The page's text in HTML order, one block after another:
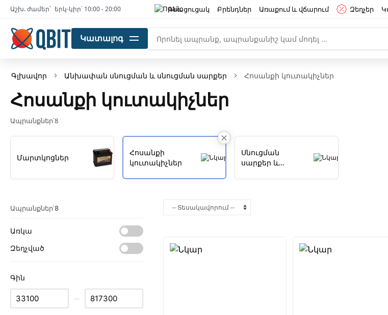
Աշխ. ժամեր` երկ-կիր՝ 10:00 - 20:00 Գնացուցակ Բրենդներ Առաքում և վճարում Զեղչեր
Կատալոգ
Գլխավոր Անխափան սնուցման և սնուցման սարքեր Հոսանքի կուտակիչներ
Հոսանքի կուտակիչներ
Ապրանքներ՝8
Մարտկոցներ
Հոսանքի
կուտակիչներ
Սնուցման
սարքեր և
Ապրանքներ՝8
Առկա
Զեղչված
Գին
—